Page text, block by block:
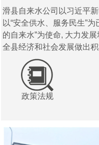
滑县自来水公司以习近平
以“安全供水、服务民生”
的自来水”为使命, 大力发
全县经济和社会发展做出积
政策法规